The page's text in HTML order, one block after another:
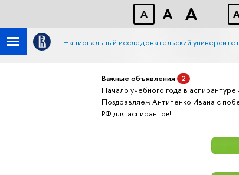
A A A
Национальный исследовательский
Важные объявления 2
Начало учебного года в
Поздравляем Антипенко Ивана с
РФ для аспирантов!